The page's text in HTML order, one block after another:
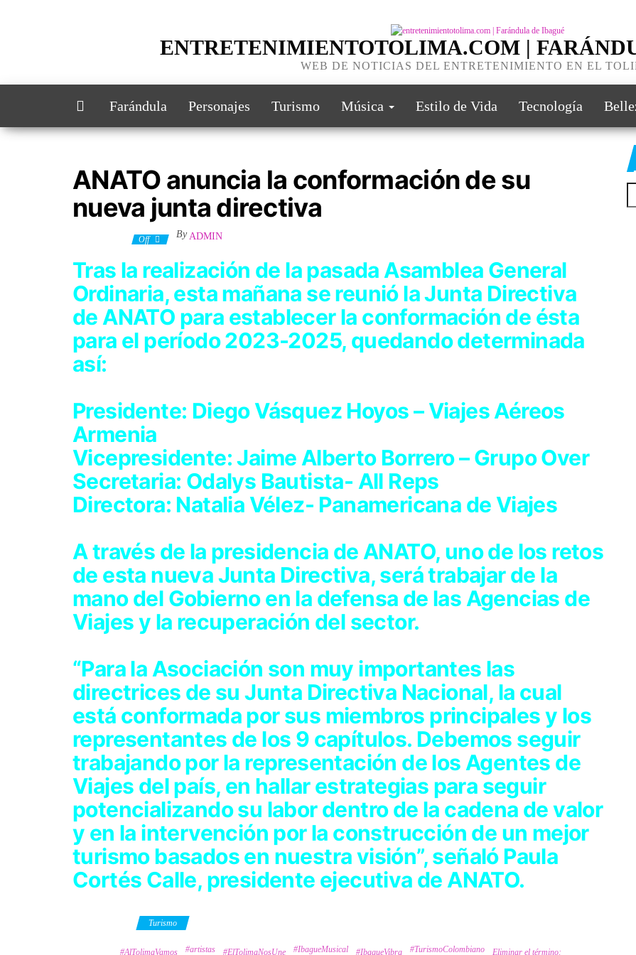
ENTRETENIMIENTOTOLIMA.COM |
WEB DE NOTICIAS DEL ENTRETENIMIENTO EN EL
Farándula Personajes Turismo Música Estilo de Vida Tecnología
ANATO anuncia la conformación de su
nueva junta directiva
Off By ADMIN
Tras la realización de la pasada Asamblea General
Ordinaria, esta mañana se reunió la Junta Directiva
de ANATO para establecer la conformación de ésta
para el período 2023-2025, quedando determinada
así:
Presidente: Diego Vásquez Hoyos – Viajes Aéreos
Armenia
Vicepresidente: Jaime Alberto Borrero – Grupo Over
Secretaria: Odalys Bautista- All Reps
Directora: Natalia Vélez- Panamericana de Viajes
A través de la presidencia de ANATO, uno de los retos
de esta nueva Junta Directiva, será trabajar de la
mano del Gobierno en la defensa de las Agencias de
Viajes y la recuperación del sector.
“Para la Asociación son muy importantes las
directrices de su Junta Directiva Nacional, la cual
está conformada por sus miembros principales y los
representantes de los 9 capítulos. Debemos seguir
trabajando por la representación de los Agentes de
Viajes del país, en hallar estrategias para seguir
potencializando su labor dentro de la cadena de valor
y en la intervención por la construcción de un mejor
turismo basados en nuestra visión”, señaló Paula
Cortés Calle, presidente ejecutiva de ANATO.
Turismo
#AlTolimaVamos #artistas #ElTolimaNosUne #IbagueMusical #IbagueVibra #TurismoColombiano Eliminar el término: